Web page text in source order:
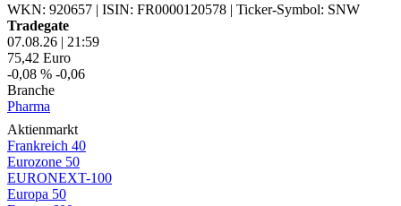
WKN: 920657 | ISIN: FR0000120578 | Ticker-Symbol: SNW
Tradegate
07.08.26 | 21:59
75,42 Euro
-0,08 % -0,06
Branche
Pharma
Aktienmarkt
Frankreich 40
Eurozone 50
EURONEXT-100
Europa 50